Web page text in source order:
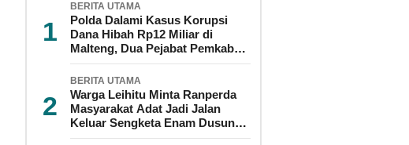
1
BERITA UTAMA
Polda Dalami Kasus Korupsi
Dana Hibah Rp12 Miliar di
Malteng, Dua Pejabat Pemkab
Diperiksa
2
BERITA UTAMA
Warga Leihitu Minta Ranperda
Masyarakat Adat Jadi Jalan
Keluar Sengketa Enam Dusun
Tanjung Sial